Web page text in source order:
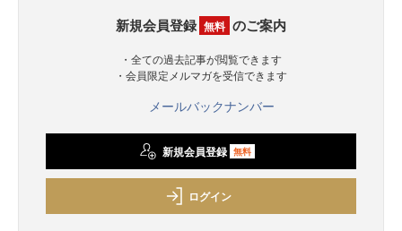
新規会員登録 無料 のご案内
・全ての過去記事が閲覧できます
・会員限定メルマガを受信できます
メールバックナンバー
新規会員登録 無料
ログイン